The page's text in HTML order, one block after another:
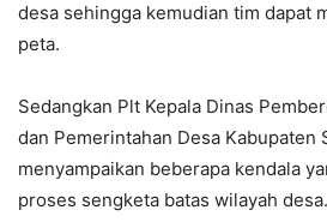
desa sehingga kemudian tim dapat
peta.
Sedangkan Plt Kepala Dinas
dan Pemerintahan Desa Kabupaten
menyampaikan beberapa kendala
proses sengketa batas wilayah desa.